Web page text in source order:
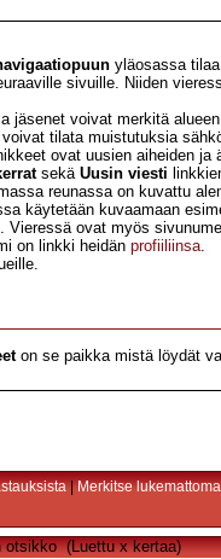
yläosassa
sivuille. Niiden
jäsenet voivat merkitä
tilata muistutuksia
ovat uusien aiheiden ja
sekä Uusin viesti
reunassa on kuvattu
käytetään kuvaamaan
Vieressä ovat myös
on linkki heidän profiiliinsa.
on se paikka mistä löydät
|Merkitse
otsikko (Luettu x kertaa)